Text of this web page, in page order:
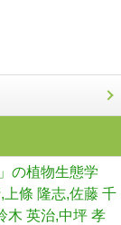
の植物生態学
條 隆志,佐藤 千
木 英治,中坪 孝